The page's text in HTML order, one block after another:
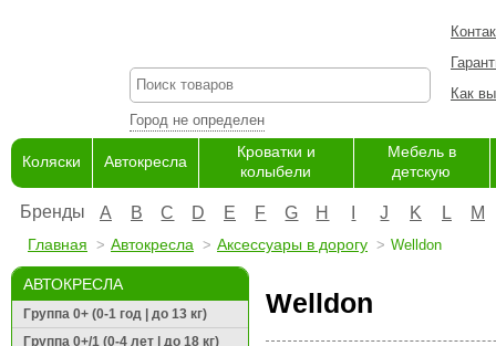
Город не определен
Как
Коляски Автокресла
Кроватки и
колыбели
Мебель в
детскую
Бренды A B C D E F G H J K L M
Главная Автокресла Аксессуары в дорогу Welldon
АВТОКРЕСЛА
Группа 0+ (0-1 год | до 13 кг)
Группа 0+/1 (0-4 лет | до 18 кг)
Welldon